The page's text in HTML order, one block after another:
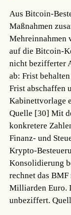
Aus Bitcoin-
Maßnahmen
Mehreinnahmen
auf die Bitcoin-
nicht bezifferter
ab: Frist
Frist abschaffen
Kabinettvorlage
Quelle [30] Mit
konkretere
Finanz- und
Krypto-
Konsolidierung
rechnet das
Milliarden Euro.
unbeziffert.